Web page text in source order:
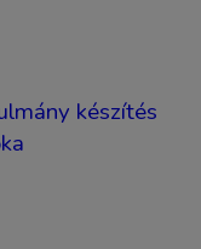
készítés